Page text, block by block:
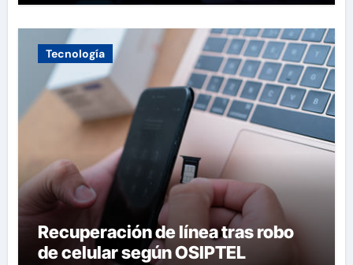
Tecnología
Recuperación de línea tras robo
de celular según OSIPTEL